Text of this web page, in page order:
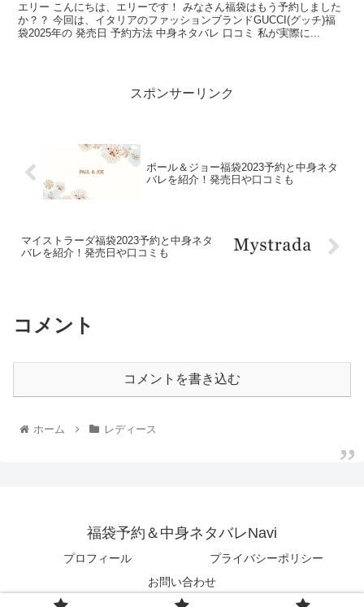
エリー こんにちは、エリーです！ みなさん福袋はもう予約しました
か？？ 今回は、イタリアのファッションブランドGUCCI(グッチ)福
袋2025年の 発売日 予約方法 中身ネタバレ 口コミ 私が実際に...
スポンサーリンク
ポール＆ジョー福袋2023予約と中身ネタ
バレを紹介！発売日や口コミも
マイストラーダ福袋2023予約と中身ネタ
バレを紹介！発売日や口コミも
コメント
コメントを書き込む
ホーム レディース
福袋予約＆中身ネタバレNavi
プロフィール
プライバシーポリシー
お問い合わせ